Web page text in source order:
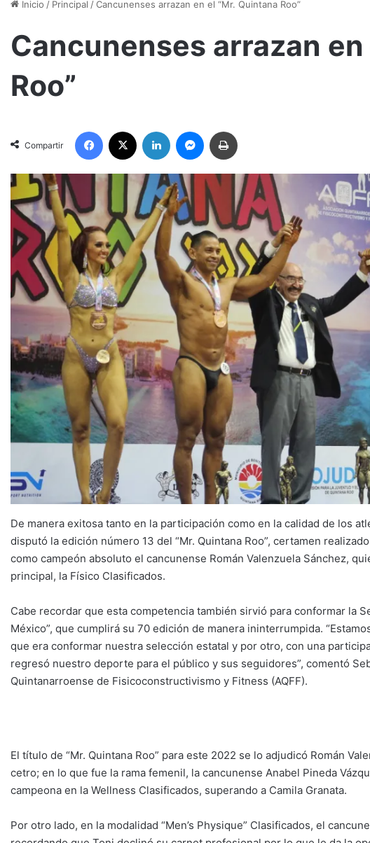
Inicio / Principal /Cancunenses arrazan en el “Mr. Quintana Roo”
Cancunenses arrazan en
Roo”
Compartir
Facebook LinkedIn Messenger
De manera exitosa tanto en la participación como en la calidad de los
disputó la edición número 13 del “Mr. Quintana Roo”, certamen
como campeón absoluto el cancunense Román Valenzuela Sánchez,
principal, la Físico Clasificados.
Cabe recordar que esta competencia también sirvió para conformar la
México”, que cumplirá su 70 edición de manera ininterrumpida.
que era conformar nuestra selección estatal y por otro, con una
regresó nuestro deporte para el público y sus seguidores”, comentó
Quintanarroense de Fisicoconstructivismo y Fitness (AQFF).
El título de “Mr. Quintana Roo” para este 2022 se lo adjudicó Román
cetro; en lo que fue la rama femenil, la cancunense Anabel Pineda
campeona en la Wellness Clasificados, superando a Camila Granata.
Por otro lado, en la modalidad “Men’s Physique” Clasificados, el